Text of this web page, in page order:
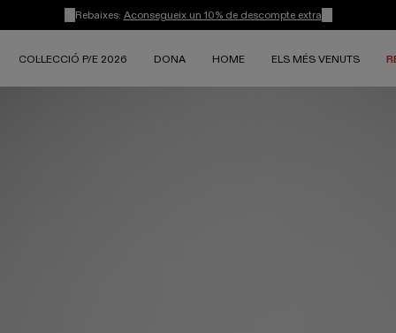
Rebaixes: Aconsegueix un 10% de descompte extra
COL·LECCIÓ P/E 2026 DONA HOME ELS MÉS VENUTS